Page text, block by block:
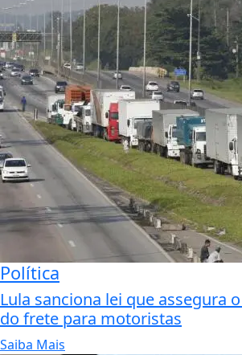
Política
Lula sanciona lei que assegura
do frete para motoristas
Saiba Mais